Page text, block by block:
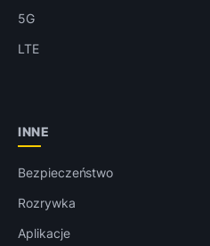
5G
LTE
INNE
Bezpieczeństwo
Rozrywka
Aplikacje